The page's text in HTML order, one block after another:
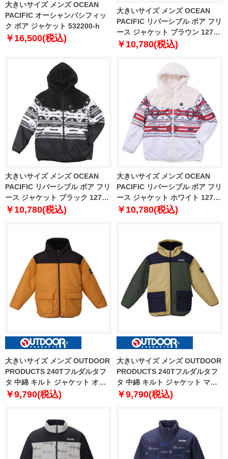
大きいサイズ メンズ OCEAN
PACIFIC オーシャンパシフィッ
ク ボア ジャケット 532200-h
￥16,500(税込)
大きいサイズ メンズ OCEAN
PACIFIC リバーシブル ボア フリ
ース ジャケット ブラウン 1273-
4340-3 3L 4L 5L 6L 8L
￥10,780(税込)
大きいサイズ メンズ OCEAN
PACIFIC リバーシブル ボア フリ
ース ジャケット ブラック 1273-
4340-2 3L 4L 5L 6L 8L
￥10,780(税込)
大きいサイズ メンズ OCEAN
PACIFIC リバーシブル ボア フリ
ース ジャケット ホワイト 1273-
4340-1 3L 4L 5L 6L 8L
￥10,780(税込)
大きいサイズ メンズ OUTDOOR
PRODUCTS 240Tフルダルタフ
タ 中綿 キルト ジャケット オレ
ンジ 1253-3323-1 3L 4L 5L 6L
￥9,790(税込)
大きいサイズ メンズ OUTDOOR
PRODUCTS 240Tフルダルタフ
タ 中綿 キルト ジャケット マル
チ 1253-3323-3 3L 4L 5L 6L 7L
￥9,790(税込)